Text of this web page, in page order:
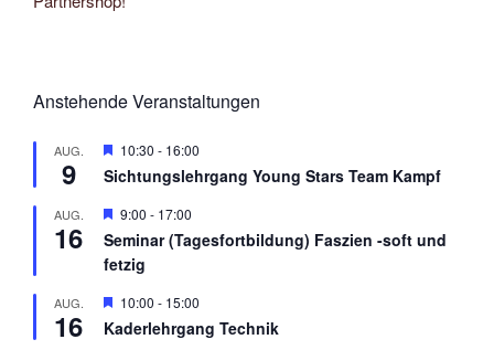
Anstehende Veranstaltungen
AUG.
9
H
r
o
r
e
o
b
10:30 - 16:00
Sichtungslehrgang Young Stars Team Kampf
AUG.
16
H
r
v
r
e
9:00 - 17:00
Seminar (Tagesfortbildung) Faszien -soft und
fetzig
AUG.
16
H
r
10:00 - 15:00
Kaderlehrgang Technik